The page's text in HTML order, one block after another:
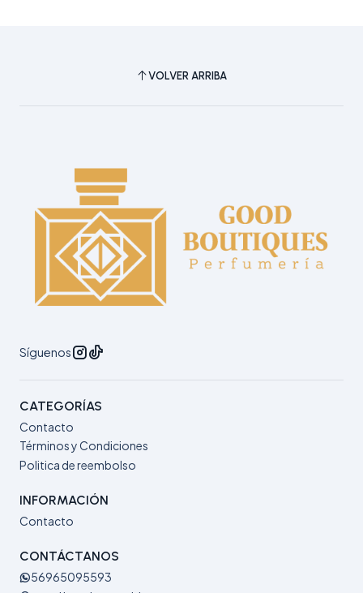
VOLVER ARRIBA
Síguenos
CATEGORÍAS
Contacto
Términos y Condiciones
Politica de reembolso
INFORMACIÓN
Contacto
CONTÁCTANOS
56965095593